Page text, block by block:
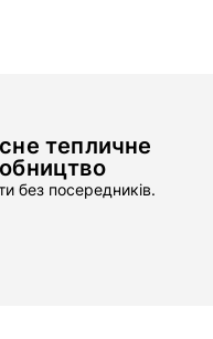
тепличне
без посередників.